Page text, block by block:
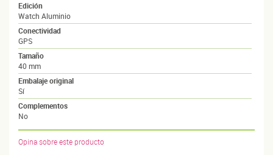
Edición
Watch Aluminio
Conectividad
GPS
Tamaño
40 mm
Embalaje original
Sí
Complementos
No
Opina sobre este producto